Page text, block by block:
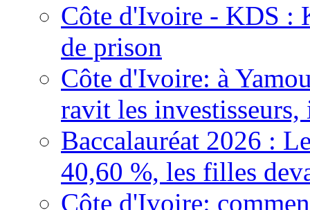
Côte d'Ivoire - KDS :
de prison
Côte d'Ivoire: à
ravit les
Baccalauréat 2026 :
40,60 %, les filles
Côte d'Ivoire: